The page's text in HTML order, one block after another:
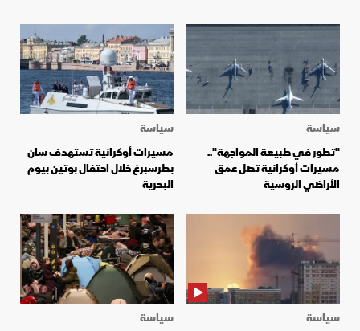
سياسة
"تطور في طبيعة المواجهة"..
مسيرات أوكرانية تصل عمق
الأراضي الروسية
سياسة
مسيرات أوكرانية تستهدف سان
بطرسبرغ خلال احتفال بوتين بيوم
البحرية
سياسة
سياسة